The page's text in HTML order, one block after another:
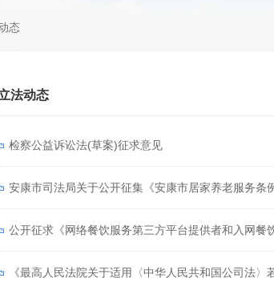
态
法动态
检察公益诉讼法(草案)征求意见
安康市司法局关于公开征集《安康市居家养老服务条
公开征求《网络餐饮服务第三方平台提供者和入网
《最高人民法院关于适用〈中华人民共和国公司法